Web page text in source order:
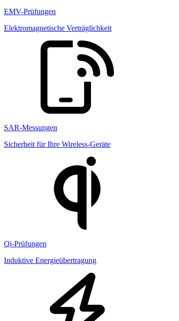
EMV-Prüfungen
Elektromagnetische Verträglichkeit
SAR-Messungen
Sicherheit für Ihre Wireless-Geräte
Qi-Prüfungen
Induktive Energieübertragung